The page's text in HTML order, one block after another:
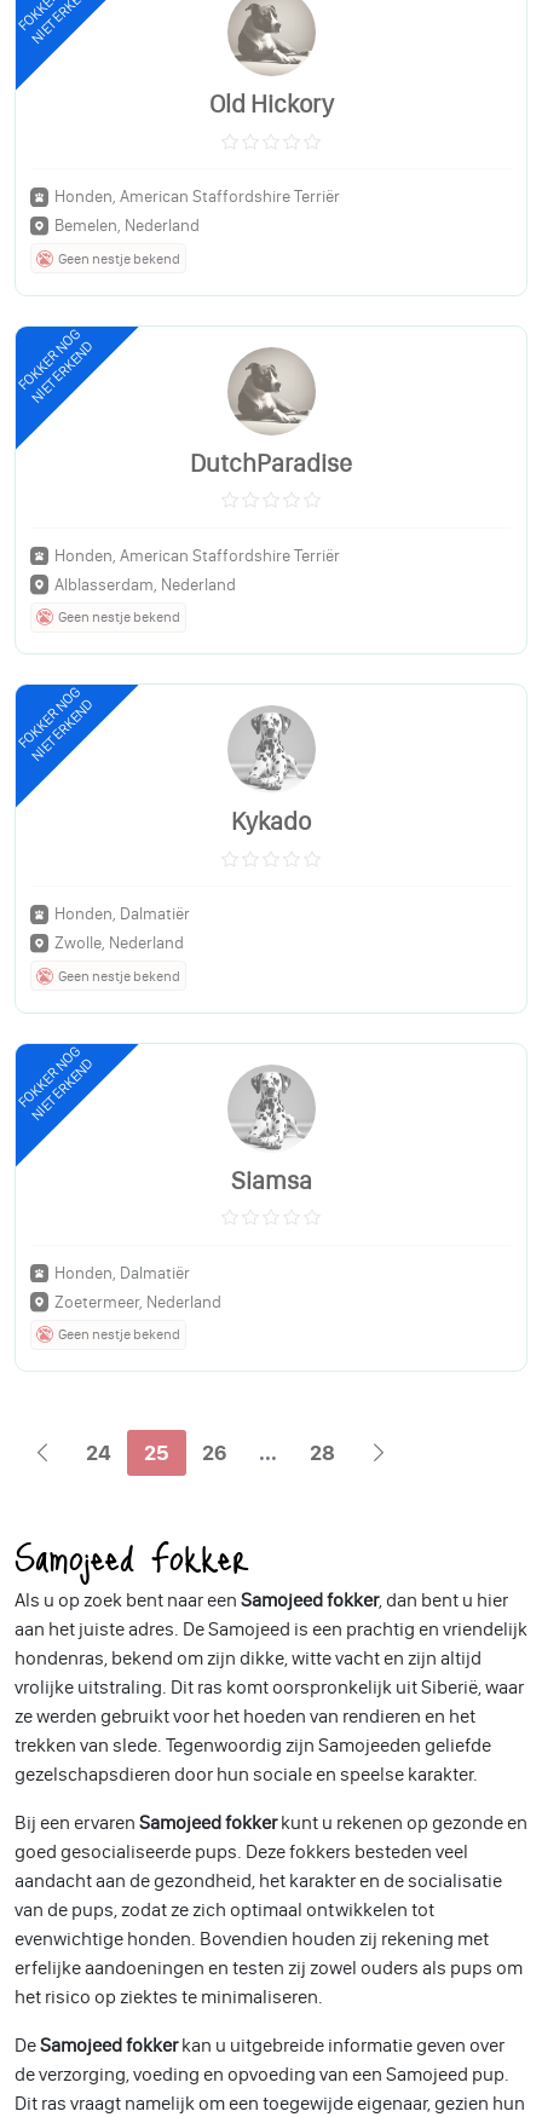
Old Hickory
Honden, American Staffordshire Terriër
Bemelen, Nederland
Geen nestje bekend
FOKKER NOG
NIET ERKEND
DutchParadise
Honden, American Staffordshire Terriër
Alblasserdam, Nederland
Geen nestje bekend
FOKKER NOG
NIET ERKEND
Kykado
Honden, Dalmatiër
Zwolle, Nederland
Geen nestje bekend
FOKKER NOG
NIET ERKEND
Siamsa
Honden, Dalmatiër
Zoetermeer, Nederland
Geen nestje bekend
24 25 26 ... 28
Samojeed Fokker
Als u op zoek bent naar een Samojeed fokker, dan bent u hier
aan het juiste adres. De Samojeed is een prachtig en vriendelijk
hondenras, bekend om zijn dikke, witte vacht en zijn altijd
vrolijke uitstraling. Dit ras komt oorspronkelijk uit Siberië, waar
ze werden gebruikt voor het hoeden van rendieren en het
trekken van slede. Tegenwoordig zijn Samojeeden geliefde
gezelschapsdieren door hun sociale en speelse karakter.
Bij een ervaren Samojeed fokkerkunt u rekenen op gezonde en
goed gesocialiseerde pups. Deze fokkers besteden veel
aandacht aan de gezondheid, het karakter en de socialisatie
van de pups, zodat ze zich optimaal ontwikkelen tot
evenwichtige honden. Bovendien houden zij rekening met
erfelijke aandoeningen en testen zij zowel ouders als pups om
het risico op ziektes te minimaliseren.
DeSamojeed fokkerkan u uitgebreide informatie geven over
de verzorging, voeding en opvoeding van een Samojeed pup.
Dit ras vraagt namelijk om een toegewijde eigenaar, gezien hun